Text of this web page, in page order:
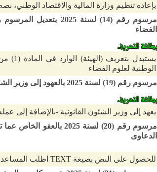
بإعادة تنظيم وزارة المالية والاقتصاد الوطني،
الفضاء
الوطنية لعلوم الفضاء
مرسوم رقم (19) لسنة 2025 بالعهود إلى وزير الشئون القانونية -بالإضافة إلى عمله- القيام بأعمال وزير العمل
يعهد إلى وزير الشئون القانونية -بالإضافة إلى
مرسوم رقم (20) لسنة
الدعاوى
للحصول على النص بصيغة TEXT اطلب المساعدة من خدمة العملاء